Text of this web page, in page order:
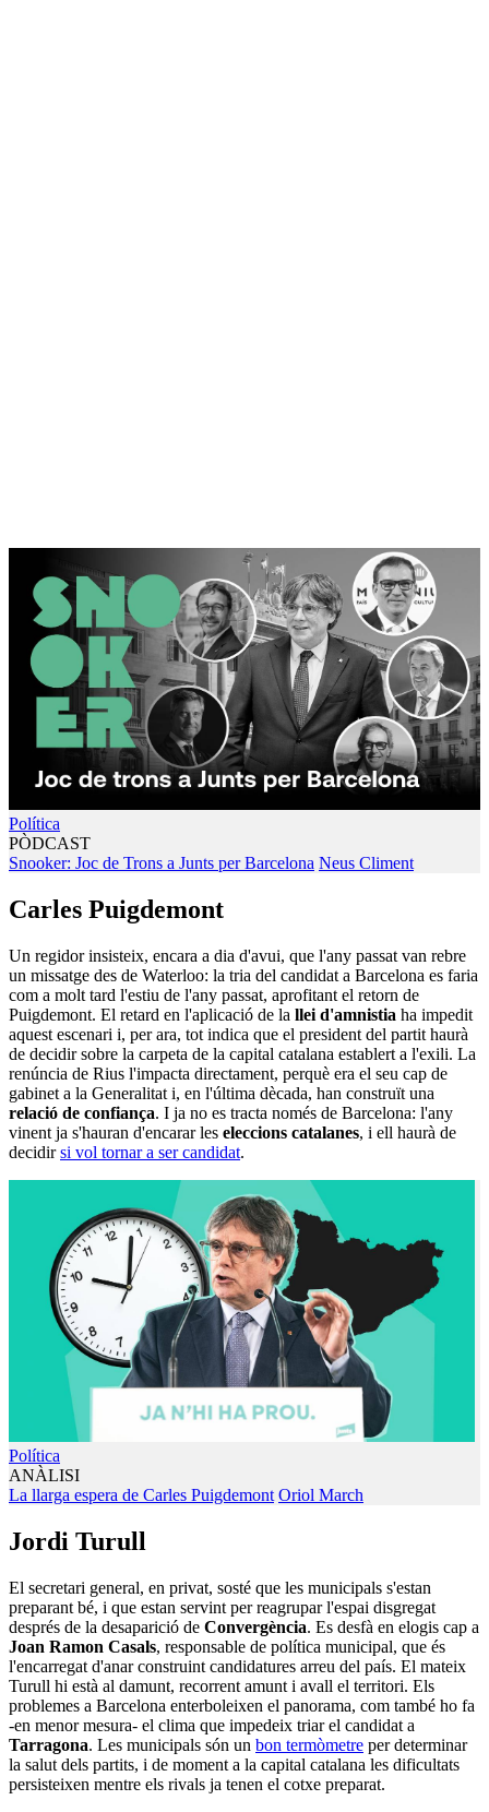
Política
PÒDCAST
Snooker: Joc de Trons a Junts per Barcelona Neus Climent
Carles Puigdemont
Un regidor insisteix, encara a dia d'avui, que l'any passat van rebre
un missatge des de Waterloo: la tria del candidat a Barcelona es faria
com a molt tard l'estiu de l'any passat, aprofitant el retorn de
Puigdemont. El retard en l'aplicació de la llei d'amnistia ha impedit
aquest escenari i, per ara, tot indica que el president del partit haurà
de decidir sobre la carpeta de la capital catalana establert a l'exili. La
renúncia de Rius l'impacta directament, perquè era el seu cap de
gabinet a la Generalitat i, en l'última dècada, han construït una
relació de confiança. I ja no es tracta només de Barcelona: l'any
vinent ja s'hauran d'encarar les eleccions catalanes, i ell haurà de
decidirsi vol tornar a ser candidat.
Política
ANÀLISI
La llarga espera de Carles Puigdemont Oriol March
Jordi Turull
El secretari general, en privat, sosté que les municipals s'estan
preparant bé, i que estan servint per reagrupar l'espai disgregat
després de la desaparició de Convergència. Es desfà en elogis cap a
Joan Ramon Casals, responsable de política municipal, que és
l'encarregat d'anar construint candidatures arreu del país. El mateix
Turull hi està al damunt, recorrent amunt i avall el territori. Els
problemes a Barcelona enterboleixen el panorama, com també ho fa
-en menor mesura- el clima que impedeix triar el candidat a
Tarragona. Les municipals són un bon termòmetre per determinar
la salut dels partits, i de moment a la capital catalana les dificultats
persisteixen mentre els rivals ja tenen el cotxe preparat.